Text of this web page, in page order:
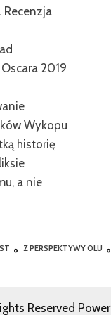
Recenzja
2019
Wykopu
historię
a nie
Z PERSPEKTYWY OLU
Reserved